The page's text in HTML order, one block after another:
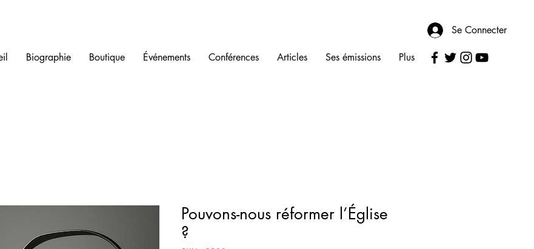
Se Connecter
Biographie Boutique Événements Conférences Articles Ses émissions Plus
Pouvons-nous réformer l’Église
?